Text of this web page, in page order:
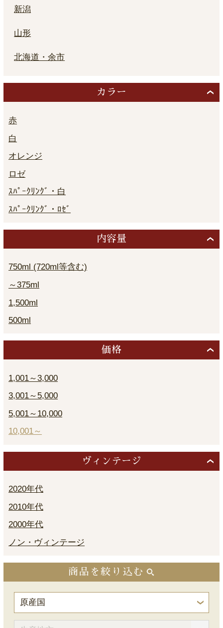
新潟
山形
北海道・余市
カラー
赤
白
オレンジ
ロゼ
ｽﾊﾟｰｸﾘﾝｸﾞ・白
ｽﾊﾟｰｸﾘﾝｸﾞ・ﾛｾﾞ
内容量
750ml (720ml等含む)
～375ml
1,500ml
500ml
価格
1,001～3,000
3,001～5,000
5,001～10,000
10,001～
ヴィンテージ
2020年代
2010年代
2000年代
ノン・ヴィンテージ
商品を絞り込む